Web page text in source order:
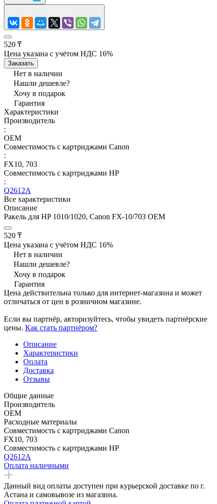
520 ₸
Цена указана с учётом НДС 16%
Заказать
Нет в наличии
Нашли дешевле?
Хочу в подарок
Гарантия
Характеристики
Производитель
:
OEM
Совместимость с картриджами Canon
:
FX10, 703
Совместимость с картриджами HP
:
Q2612A
Все характеристики
Описание
Ракель для HP 1010/1020, Canon FX-10/703 OEM
520 ₸
Цена указана с учётом НДС 16%
Нет в наличии
Нашли дешевле?
Хочу в подарок
Гарантия
Цена действительна только для интернет-магазина и может
отличаться от цен в розничном магазине.
Если вы партнёр, авторизуйтесь, чтобы увидеть партнёрские
цены. Как стать партнёром?
Описание
Характеристики
Оплата
Доставка
Отзывы
Общие данные
Производитель
OEM
Расходные материалы
Совместимость с картриджами Canon
FX10, 703
Совместимость с картриджами HP
Q2612A
Оплата наличными
Данный вид оплаты доступен при курьерской доставке по г.
Астана и самовывозе из магазина.